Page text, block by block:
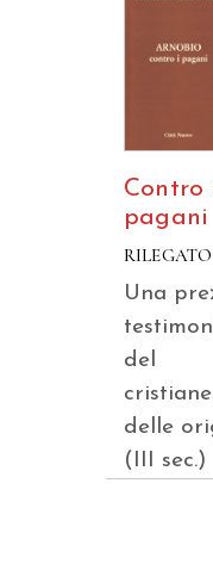
Contro
pagani
RILEGATO
Una
del
delle
(III sec.)